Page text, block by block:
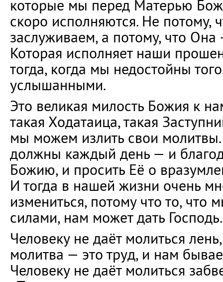
которые мы перед Матерью
скоро исполняются. Не потому,
заслуживаем, а потому, что
Которая исполняет наши
тогда, когда мы недостойны
услышанными.
Это великая милость Божия к
такая Ходатаица, такая
мы можем излить свои
должны каждый день — и
Божию, и просить Её о
И тогда в нашей жизни очень
измениться, потому что то,
силами, нам может дать Господь.
Человеку не даёт молиться
молитва — это труд, и нам
Человеку не даёт молиться